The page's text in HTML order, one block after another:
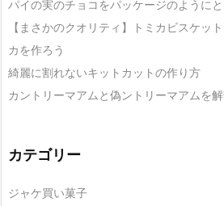
パイの実のチョコをパッケージのように
【まさかのクオリティ】トミカビスケッ
カを作ろう
綺麗に割れないキットカットの作り方
カントリーマアムと偽ントリーマアムを
カテゴリー
ジャケ買い菓子